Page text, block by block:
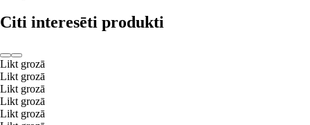
Citi interesēti produkti
Likt grozā
Likt grozā
Likt grozā
Likt grozā
Likt grozā